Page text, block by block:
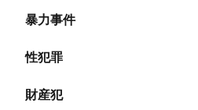
暴力事件
性犯罪
財産犯